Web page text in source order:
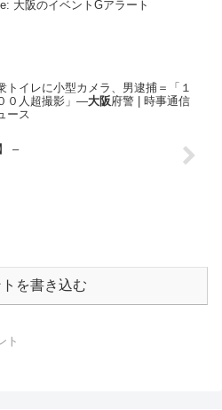
大阪のイベントGアラート
トイレに小型カメラ、男逮捕＝「１
０人超撮影」―大阪府警 | 時事通信
ース
–
を書き込む
ト